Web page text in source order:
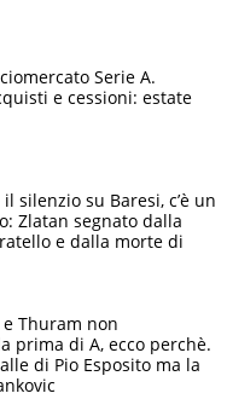
Serie A.
e cessioni: estate
silenzio su Baresi, c’è un
Zlatan segnato dalla
e dalla morte di
Thuram non
prima di A, ecco perchè.
di Pio Esposito ma la